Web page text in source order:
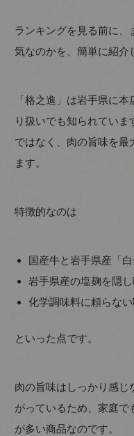
ランキングを見る前に、
気なのかを、簡単に紹介
「格之進」は岩手県に
り扱いでも知られてい
ではなく、肉の旨味を最
ます。
特徴的なのは
国産牛と岩手県産「
岩手県産の塩麹を隠
化学調味料に頼らない
といった点です。
肉の旨味はしっかり感じ
がっているため、家庭で
が多い商品なのです。